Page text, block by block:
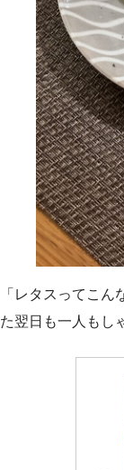
「レタスってこ
た翌日も一人もし